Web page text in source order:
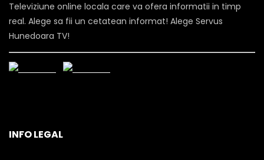
Televiziune online locala care va ofera informatii in timp
real. Alege sa fii un cetatean informat! Alege Servus
Hunedoara TV!
INFO LEGAL